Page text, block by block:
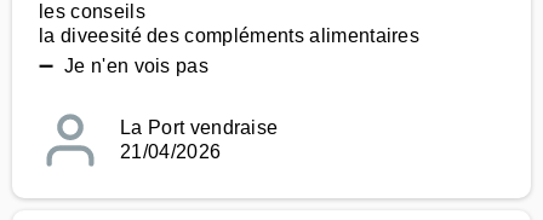
les conseils
la diveesité des compléments alimentaires
➖ Je n'en vois pas
La Port vendraise
21/04/2026